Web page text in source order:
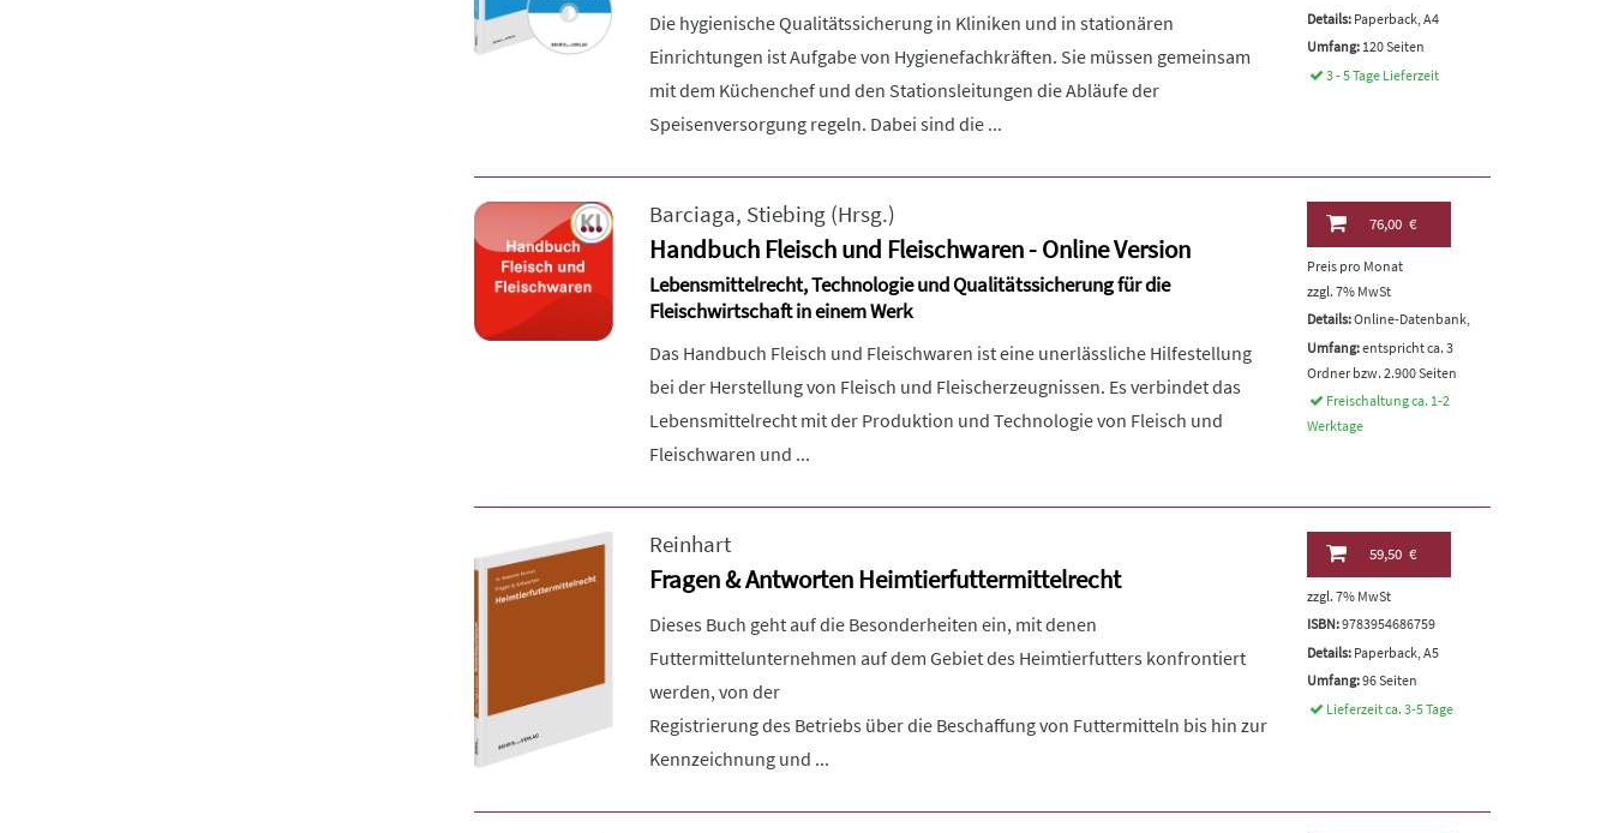
Die hygienische Qualitätssicherung in Kliniken und in stationären
Einrichtungen ist Aufgabe von Hygienefachkräften. Sie müssen gemeinsam
mit dem Küchenchef und den Stationsleitungen die Abläufe der
Speisenversorgung regeln. Dabei sind die ...
Details: Paperback, A4
Umfang: 120 Seiten
3 - 5 Tage Lieferzeit
Barciaga, Stiebing(Hrsg.)
Handbuch Fleisch und Fleischwaren - Online Version
Lebensmittelrecht, Technologie und Qualitätssicherung für die
Fleischwirtschaft in einem Werk
Das Handbuch Fleisch und Fleischwaren ist eine unerlässliche Hilfestellung
bei der Herstellung von Fleisch und Fleischerzeugnissen. Es verbindet das
Lebensmittelrecht mit der Produktion und Technologie von Fleisch und
Fleischwaren und ...
76,00 €
Preis pro Monat
zzgl. 7% MwSt
Details:Online-Datenbank,
Umfang:entspricht ca. 3
Ordner bzw. 2.900 Seiten
Freischaltung ca. 1-2
Werktage
Reinhart
Fragen & Antworten Heimtierfuttermittelrecht
Dieses Buch geht auf die Besonderheiten ein, mit denen
Futtermittelunternehmen auf dem Gebiet des Heimtierfutters konfrontiert
werden, von der
Registrierung des Betriebs über die Beschaffung von Futtermitteln bis hin zur
Kennzeichnung und ...
59,50 €
zzgl. 7% MwSt
ISBN:9783954686759
Details: Paperback, A5
Umfang:96 Seiten
Lieferzeit ca. 3-5 Tage